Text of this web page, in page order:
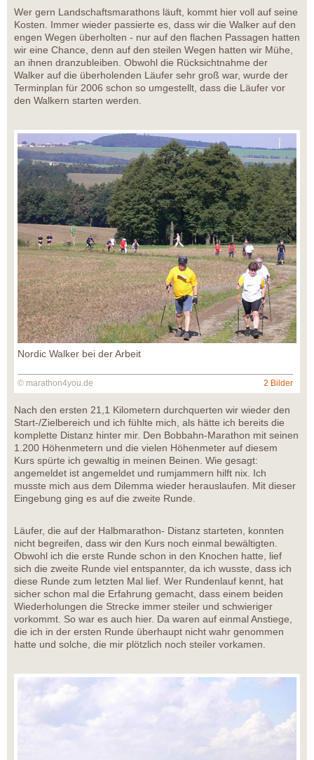
Wer gern Landschaftsmarathons läuft, kommt hier voll auf seine
Kosten. Immer wieder passierte es, dass wir die Walker auf den
engen Wegen überholten - nur auf den flachen Passagen hatten
wir eine Chance, denn auf den steilen Wegen hatten wir Mühe,
an ihnen dranzubleiben. Obwohl die Rücksichtnahme der
Walker auf die überholenden Läufer sehr groß war, wurde der
Terminplan für 2006 schon so umgestellt, dass die Läufer vor
den Walkern starten werden.
Nordic Walker bei der Arbeit
© marathon4you.de 2 Bilder
Nach den ersten 21,1 Kilometern durchquerten wir wieder den
Start-/Zielbereich und ich fühlte mich, als hätte ich bereits die
komplette Distanz hinter mir. Den Bobbahn-Marathon mit seinen
1.200 Höhenmetern und die vielen Höhenmeter auf diesem
Kurs spürte ich gewaltig in meinen Beinen. Wie gesagt:
angemeldet ist angemeldet und rumjammern hilft nix. Ich
musste mich aus dem Dilemma wieder herauslaufen. Mit dieser
Eingebung ging es auf die zweite Runde.
Läufer, die auf der Halbmarathon- Distanz starteten, konnten
nicht begreifen, dass wir den Kurs noch einmal bewältigten.
Obwohl ich die erste Runde schon in den Knochen hatte, lief
sich die zweite Runde viel entspannter, da ich wusste, dass ich
diese Runde zum letzten Mal lief. Wer Rundenlauf kennt, hat
sicher schon mal die Erfahrung gemacht, dass einem beiden
Wiederholungen die Strecke immer steiler und schwieriger
vorkommt. So war es auch hier. Da waren auf einmal Anstiege,
die ich in der ersten Runde überhaupt nicht wahr genommen
hatte und solche, die mir plötzlich noch steiler vorkamen.